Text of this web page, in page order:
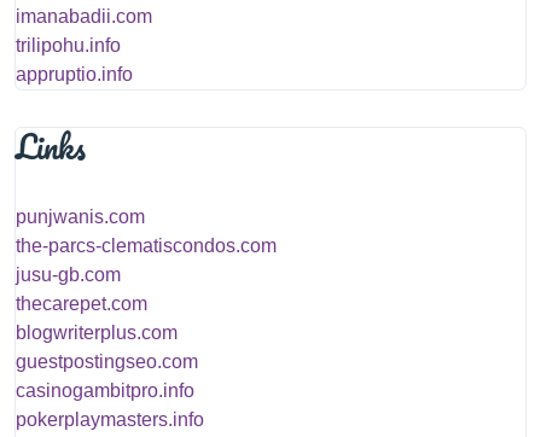
imanabadii.com
trilipohu.info
appruptio.info
Links
punjwanis.com
the-parcs-clematiscondos.com
jusu-gb.com
thecarepet.com
blogwriterplus.com
guestpostingseo.com
casinogambitpro.info
pokerplaymasters.info